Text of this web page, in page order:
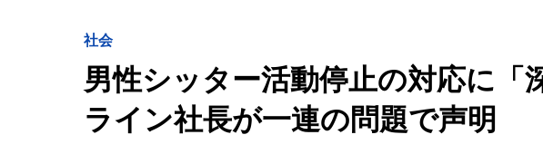
社会
男性シッター活動停止の対応に
ライン社長が一連の問題で声明